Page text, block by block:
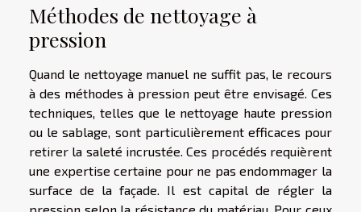
Méthodes de nettoyage à
pression
Quand le nettoyage manuel ne suffit pas, le recours
à des méthodes à pression peut être envisagé. Ces
techniques, telles que le nettoyage haute pression
ou le sablage, sont particulièrement efficaces pour
retirer la saleté incrustée. Ces procédés requièrent
une expertise certaine pour ne pas endommager la
surface de la façade. Il est capital de régler la
pression selon la résistance du matériau. Pour ceux